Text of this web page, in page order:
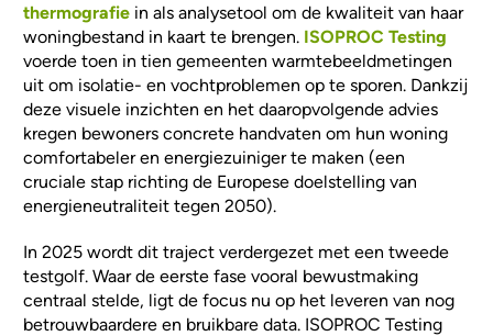
thermografie in als analysetool om de kwaliteit van haar
woningbestand in kaart te brengen. ISOPROC Testing
voerde toen in tien gemeenten warmtebeeldmetingen
uit om isolatie- en vochtproblemen op te sporen. Dankzij
deze visuele inzichten en het daaropvolgende advies
kregen bewoners concrete handvaten om hun woning
comfortabeler en energiezuiniger te maken (een
cruciale stap richting de Europese doelstelling van
energieneutraliteit tegen 2050).
In 2025 wordt dit traject verdergezet met een tweede
testgolf. Waar de eerste fase vooral bewustmaking
centraal stelde, ligt de focus nu op het leveren van nog
betrouwbaardere en bruikbare data. ISOPROC Testing